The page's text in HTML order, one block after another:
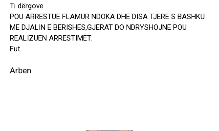
Ti dërgove
POU ARRESTUE FLAMUR NDOKA DHE DISA TJERE S BASHKU
ME DJALIN E BERISHES,GJERAT DO NDRYSHOJNE POU
REALIZUEN ARRESTIMET.
Fut
Arben